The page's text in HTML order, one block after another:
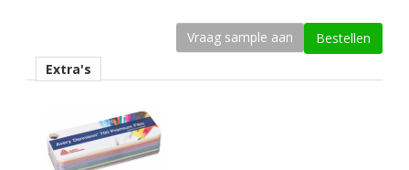
Maximale krimp (mm)
0,25.
Minimale aanbrengstemperatuur (°C)
10.
Extra's